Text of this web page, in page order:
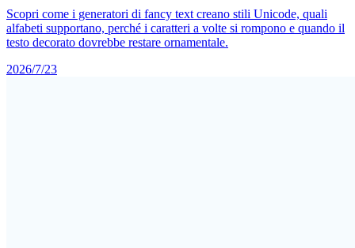
Scopri come i generatori di fancy text creano stili Unicode, quali
alfabeti supportano, perché i caratteri a volte si rompono e quando il
testo decorato dovrebbe restare ornamentale.
2026/7/23